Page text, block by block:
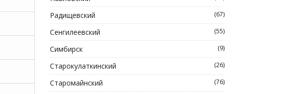
Радищевский (67)
Сенгилеевский (55)
Симбирск (9)
Старокулаткинский (26)
Старомайнский (76)